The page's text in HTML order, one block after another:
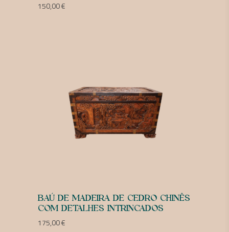
150,00€
BAÚ DE MADEIRA DE CEDRO CHINÊS
COM DETALHES INTRINCADOS
175,00€